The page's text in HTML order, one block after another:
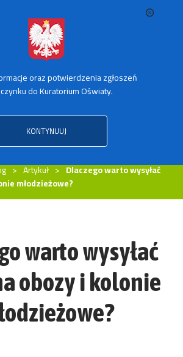
oraz potwierdzenia zgłoszeń
do Kuratorium Oświaty.
KONTYNUUJ
TRANSPORT ZORGANIZOWANY
Artykuł
Dlaczego warto wysyłać
młodzieżowe?
warto wysyłać
obozy i kolonie